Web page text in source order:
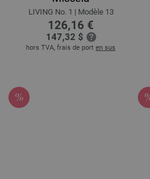
LIVING No. 1 | Modèle 13
126,16 €
147,32 $
hors TVA, frais de port en sus